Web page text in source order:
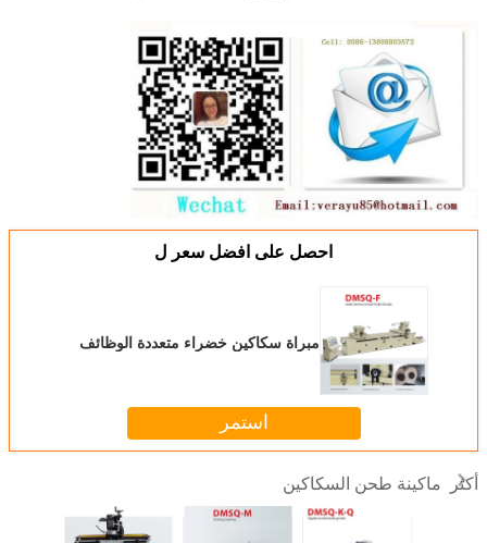
احصل على افضل سعر ل
مبراة سكاكين خضراء متعددة الوظائف
استمر
أكثر ماكينة طحن السكاكين